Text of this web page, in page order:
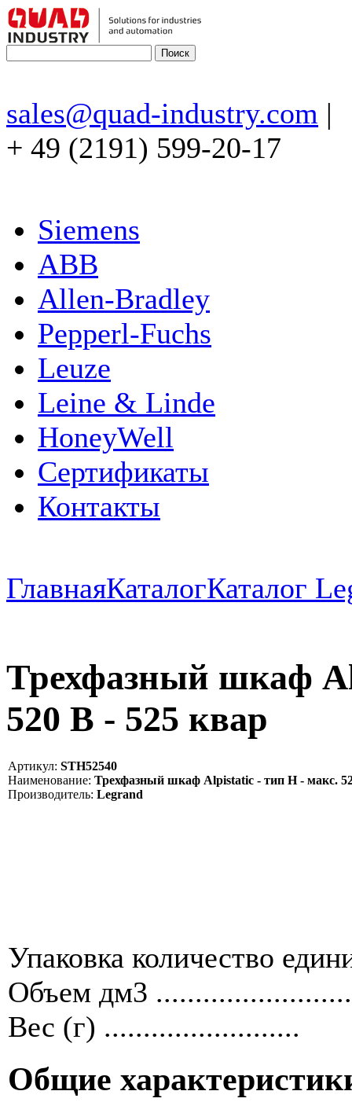
sales@quad-industry.com |
+ 49 (2191) 599-20-17
Siemens
ABB
Allen-Bradley
Pepperl-Fuchs
Leuze
Leine & Linde
HoneyWell
Сертификаты
Контакты
ГлавнаяКаталогКаталог
Трехфазный шкаф
520 В - 525 квар
Артикул: STH52540
Наименование: Трехфазный шкаф Alpistatic - тип Н - макс.
Производитель: Legrand
Упаковка количество
Объем дм3 .........................
Вес (г) .........................
Общие